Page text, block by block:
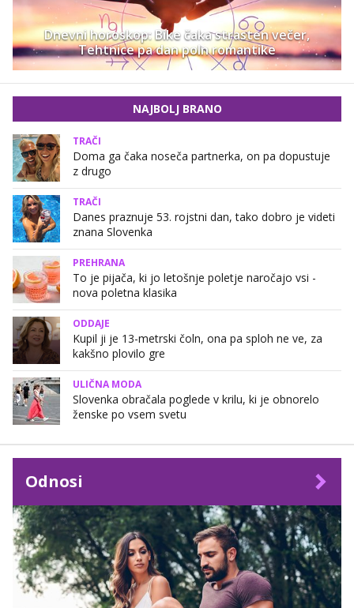
Dnevni horoskop: Bike čaka strasten večer,
Tehtnice pa dan poln romantike
NAJBOLJ BRANO
TRAČI
Doma ga čaka noseča partnerka, on pa dopustuje
z drugo
TRAČI
Danes praznuje 53. rojstni dan, tako dobro je videti
znana Slovenka
PREHRANA
To je pijača, ki jo letošnje poletje naročajo vsi -
nova poletna klasika
ODDAJE
Kupil ji je 13-metrski čoln, ona pa sploh ne ve, za
kakšno plovilo gre
ULIČNA MODA
Slovenka obračala poglede v krilu, ki je obnorelo
ženske po vsem svetu
Odnosi